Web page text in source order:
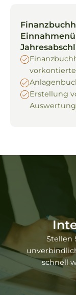
Erstellung
Stellen
schnell